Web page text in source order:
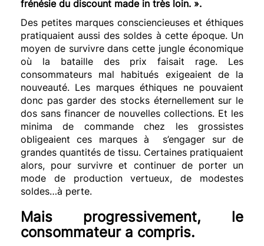
frénésie du discount made in très loin. ».
Des petites marques consciencieuses et éthiques
pratiquaient aussi des soldes à cette époque. Un
moyen de survivre dans cette jungle économique
où la bataille des prix faisait rage. Les
consommateurs mal habitués exigeaient de la
nouveauté. Les marques éthiques ne pouvaient
donc pas garder des stocks éternellement sur le
dos sans financer de nouvelles collections. Et les
minima de commande chez les grossistes
obligeaient ces marques à s’engager sur de
grandes quantités de tissu. Certaines pratiquaient
alors, pour survivre et continuer de porter un
mode de production vertueux, de modestes
soldes…à perte.
Mais progressivement, le
consommateur a compris.